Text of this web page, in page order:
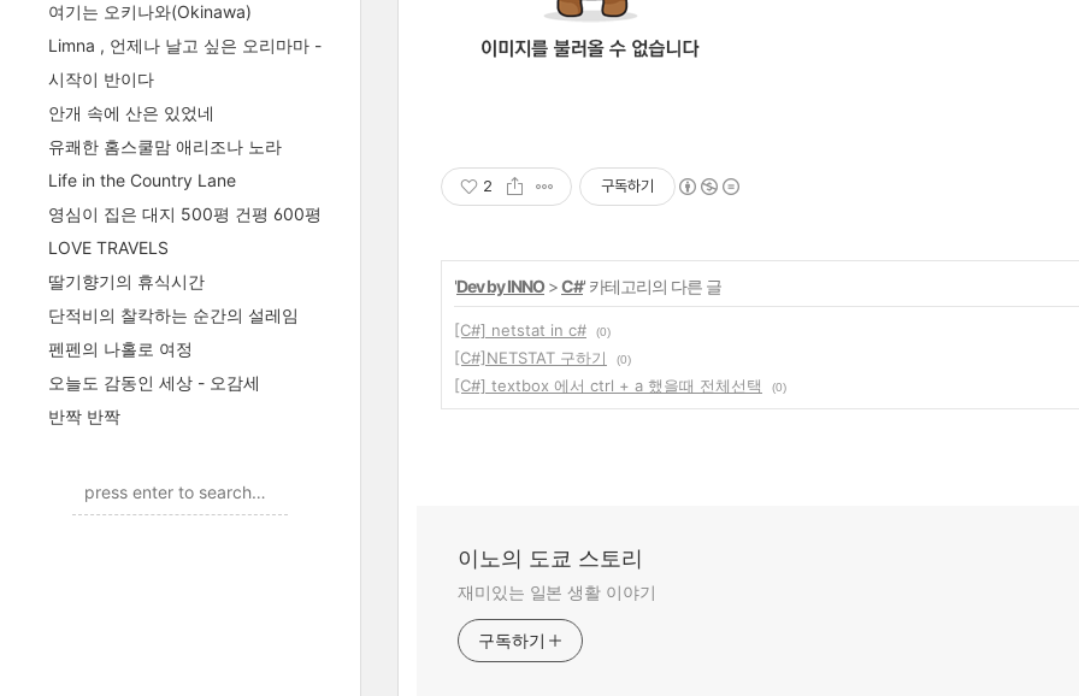
여기는 오키나와(Okinawa)
Limna , 언제나 날고 싶은 오리마마 -
시작이 반이다
안개 속에 산은 있었네
유쾌한 홈스쿨맘 애리조나 노라
Life in the Country Lane
영심이 집은 대지 500평 건평 600평
LOVE TRAVELS
딸기향기의 휴식시간
단적비의 찰칵하는 순간의 설레임
펜펜의 나홀로 여정
오늘도 감동인 세상 - 오감세
반짝 반짝
2 구독하기
'Dev by INNO >C#' 카테고리의 다른 글
[C#] netstat in c# (0)
[C#]NETSTAT 구하기 (0)
[C#] textbox 에서 ctrl + a 했을때 전체선택 (0)
이노의 도쿄 스토리
재미있는 일본 생활 이야기
구독하기